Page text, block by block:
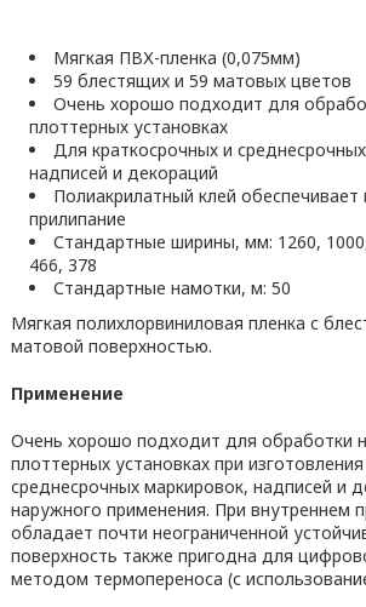
Мягкая ПВХ-пленка (0,075мм)
59 блестящих и 59 матовых цветов
Очень хорошо подходит для
плоттерных установках
Для краткосрочных и
надписей и декораций
Полиакрилатный клей обеспечивает
прилипание
Стандартные ширины, мм: 1260,
466, 378
Стандартные намотки, м: 50
Мягкая полихлорвиниловая пленка с
матовой поверхностью.
Применение
Очень хорошо подходит для обработки
плоттерных установках при
среднесрочных маркировок, надписей и
наружного применения. При внутреннем
обладает почти неограниченной
поверхность также пригодна для
методом термопереноса (с